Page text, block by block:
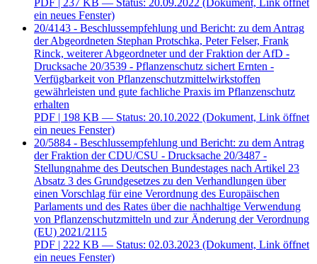
ein neues Fenster)
20/4143 - Beschlussempfehlung und Bericht: zu dem Antrag
der Abgeordneten Stephan Protschka, Peter Felser, Frank
Rinck, weiterer Abgeordneter und der Fraktion der AfD -
Drucksache 20/3539 - Pflanzenschutz sichert Ernten -
Verfügbarkeit von Pflanzenschutzmittelwirkstoffen
gewährleisten und gute fachliche Praxis im Pflanzenschutz
erhalten
PDF | 198 KB — Status: 20.10.2022 (Dokument, Link öffnet
ein neues Fenster)
20/5884 - Beschlussempfehlung und Bericht: zu dem Antrag
der Fraktion der CDU/CSU - Drucksache 20/3487 -
Stellungnahme des Deutschen Bundestages nach Artikel 23
Absatz 3 des Grundgesetzes zu den Verhandlungen über
einen Vorschlag für eine Verordnung des Europäischen
Parlaments und des Rates über die nachhaltige Verwendung
von Pflanzenschutzmitteln und zur Änderung der Verordnung
(EU) 2021/2115
PDF | 222 KB — Status: 02.03.2023 (Dokument, Link öffnet
ein neues Fenster)